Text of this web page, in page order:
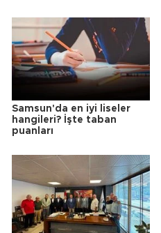
Samsun'da en iyi liseler
hangileri? İşte taban
puanları